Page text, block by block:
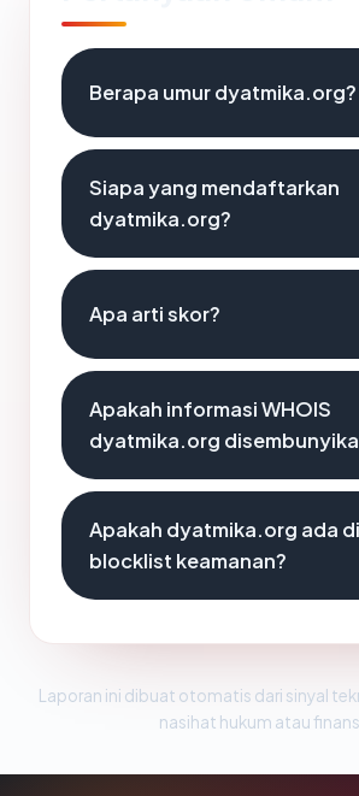
Berapa umur dyatmika.org?
Siapa yang mendaftarkan
dyatmika.org?
Apa arti skor?
Apakah informasi WHOIS
dyatmika.org
Apakah dyatmika.org ada di
blocklist keamanan?
Laporan ini dibuat otomatis dari sinyal
nasihat hukum atau